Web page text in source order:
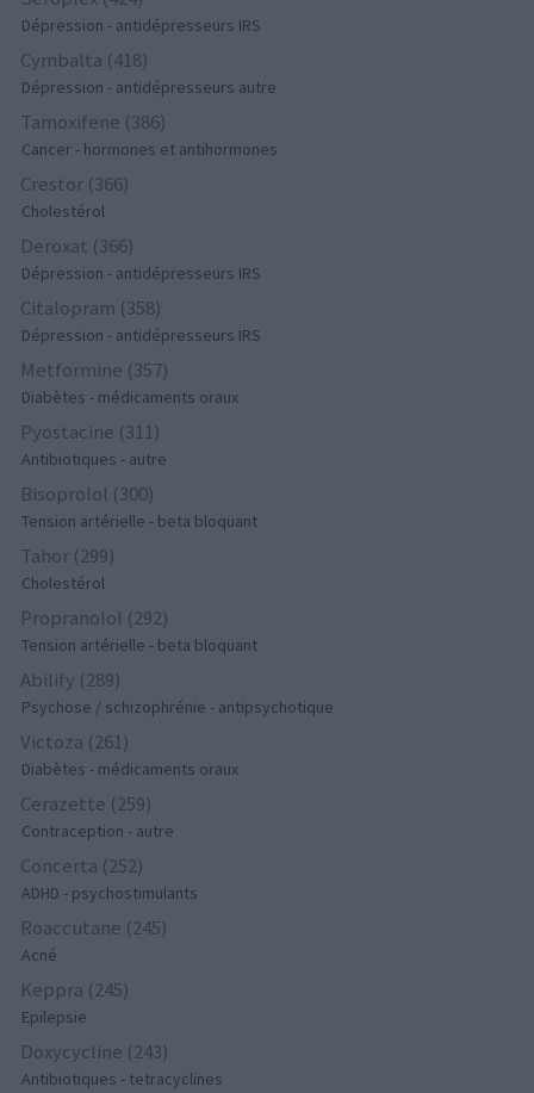
Dépression - antidépresseurs IRS
Cymbalta (418)
Dépression - antidépresseurs autre
Tamoxifene (386)
Cancer - hormones et antihormones
Crestor (366)
Cholestérol
Deroxat (366)
Dépression - antidépresseurs IRS
Citalopram (358)
Dépression - antidépresseurs IRS
Metformine (357)
Diabètes - médicaments oraux
Pyostacine (311)
Antibiotiques - autre
Bisoprolol (300)
Tension artérielle - beta bloquant
Tahor (299)
Cholestérol
Propranolol (292)
Tension artérielle - beta bloquant
Abilify (289)
Psychose / schizophrénie - antipsychotique
Victoza (261)
Diabètes - médicaments oraux
Cerazette (259)
Contraception - autre
Concerta (252)
ADHD - psychostimulants
Roaccutane (245)
Acné
Keppra (245)
Epilepsie
Doxycycline (243)
Antibiotiques - tetracyclines